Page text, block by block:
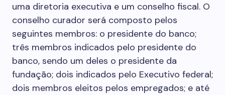
uma diretoria executiva e um conselho fiscal. O
conselho curador será composto pelos
seguintes membros: o presidente do banco;
três membros indicados pelo presidente do
banco, sendo um deles o presidente da
fundação; dois indicados pelo Executivo federal;
dois membros eleitos pelos empregados; e até